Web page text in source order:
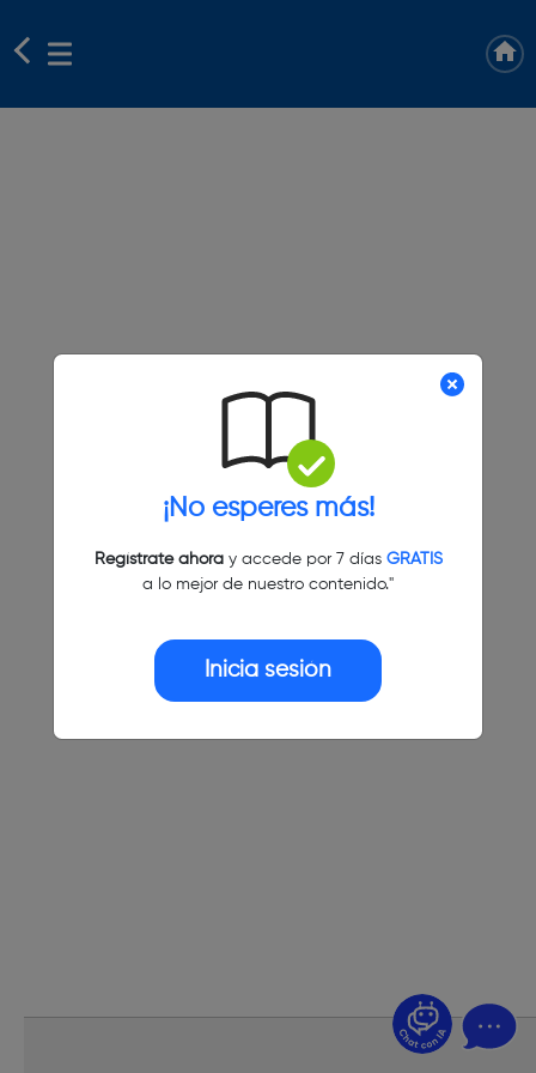
¡No esperes más!
Regístrate ahoray accede por 7 días GRATIS
a lo mejor de nuestro contenido."
Inicia sesión